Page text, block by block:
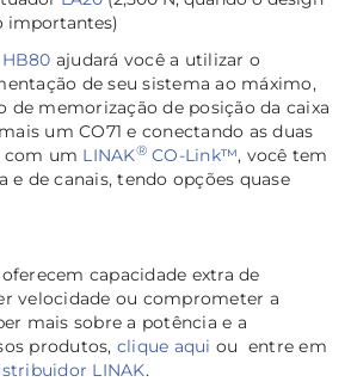
importantes)
HB80 ajudará você a utilizar o
de seu sistema ao máximo,
de memorização de posição da caixa
um CO71 e conectando as duas
com um LINAK®CO-Link™, você tem
e de canais, tendo opções quase
capacidade extra de
velocidade ou comprometer a
mais sobre a potência e a
produtos, clique aqui ou entre em
LINAK.